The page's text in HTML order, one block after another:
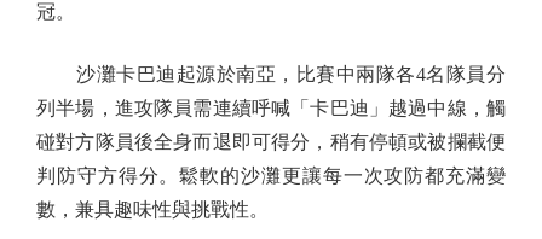
冠。
沙灘卡巴迪起源於南亞，比賽中兩隊各4名隊員分
列半場，進攻隊員需連續呼喊「卡巴迪」越過中線，觸
碰對方隊員後全身而退即可得分，稍有停頓或被攔截便
判防守方得分。鬆軟的沙灘更讓每一次攻防都充滿變
數，兼具趣味性與挑戰性。